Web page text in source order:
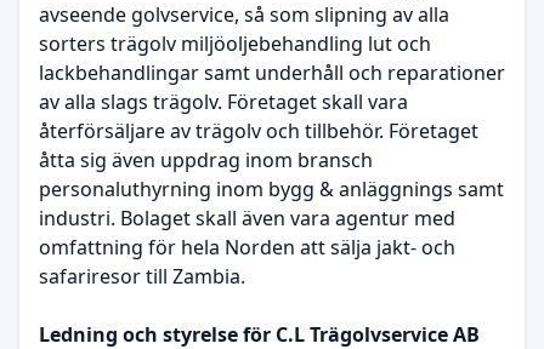
avseende golvservice, så som slipning av alla
sorters trägolv miljöoljebehandling lut och
lackbehandlingar samt underhåll och reparationer
av alla slags trägolv. Företaget skall vara
återförsäljare av trägolv och tillbehör. Företaget
åtta sig även uppdrag inom bransch
personaluthyrning inom bygg & anläggnings samt
industri. Bolaget skall även vara agentur med
omfattning för hela Norden att sälja jakt- och
safariresor till Zambia.
Ledning och styrelse för C.L Trägolvservice AB